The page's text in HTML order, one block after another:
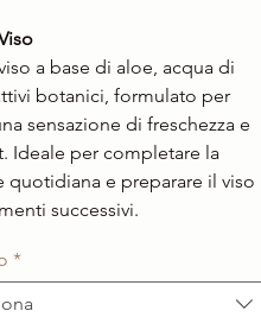
a base di aloe, acqua di
botanici, formulato per
sensazione di freschezza e
Ideale per completare la
quotidiana e preparare il viso
successivi.
*